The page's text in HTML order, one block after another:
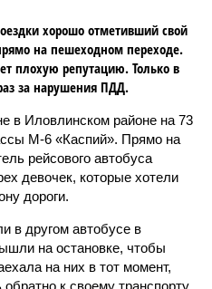
хорошо отметивший свой
на пешеходном переходе.
плохую репутацию. Только в
за нарушения ПДД.
в Иловлинском районе на 73
М-6 «Каспий». Прямо на
рейсового автобуса
девочек, которые хотели
дороги.
в другом автобусе в
на остановке, чтобы
на них в тот момент,
к своему транспорту